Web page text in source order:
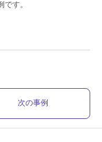
です。
次の事例